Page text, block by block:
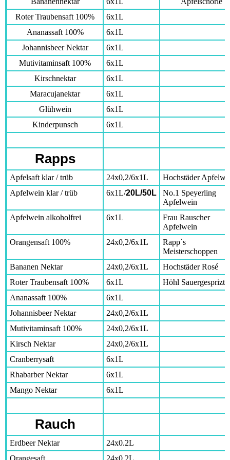
Roter Traubensaft 100%
6x1L
Ananassaft 100%
6x1L
Johannisbeer Nektar
6x1L
Mutivitaminsaft 100%
6x1L
Kirschnektar
6x1L
Maracujanektar
6x1L
Glühwein
6x1L
Kinderpunsch
6x1L
Rapps
Apfelsaft klar / trüb 24x0,2/6x1L
Hochstäder
Apfelwein klar / trüb
6x1L/20L/50L
No.1 Speyerling
Apfelwein
Apfelwein alkoholfrei
6x1L
Frau Rauscher
Apfelwein
Orangensaft 100%
24x0,2/6x1L
Rapp`s
Meisterschoppen
Bananen Nektar
24x0,2/6x1L
Hochstäder Rosé
Roter Traubensaft 100%
6x1L
Höhl
Ananassaft 100%
6x1L
Johannisbeer Nektar
24x0,2/6x1L
Mutivitaminsaft 100%
24x0,2/6x1L
Kirsch Nektar
24x0,2/6x1L
Cranberrysaft
6x1L
Rhabarber Nektar
6x1L
Mango Nektar
6x1L
Rauch
Erdbeer Nektar
24x0.2L